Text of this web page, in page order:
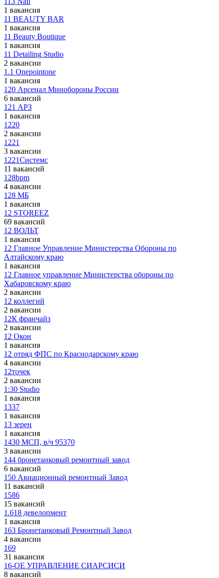
1 вакансия
11 BEAUTY BAR
1 вакансия
11 Beauty Boutique
1 вакансия
11 Detailing Studio
2 вакансии
1.1 Onepointone
1 вакансия
120 Арсенал Минобороны России
6 вакансий
121 АРЗ
1 вакансия
1220
2 вакансии
1221
3 вакансии
1221Системс
11 вакансий
128bpm
4 вакансии
128 МБ
1 вакансия
12 STOREEZ
69 вакансий
12 ВОЛЬТ
1 вакансия
12 Главное Управление Министерства Обороны по
Алтайскому краю
1 вакансия
12 Главное управление Министерства обороны по
Хабаровскому краю
2 вакансии
12 коллегий
2 вакансии
12К франчайз
2 вакансии
12 Окон
1 вакансия
12 отряд ФПС по Краснодарскому краю
4 вакансии
12точек
2 вакансии
1:30 Studio
1 вакансия
1337
1 вакансия
13 зерен
1 вакансия
1430 МСП, в/ч 95370
3 вакансии
144 бронетанковый ремонтный завод
6 вакансий
150 Авиационный ремонтный Завод
11 вакансий
1586
15 вакансий
1.618 девелопмент
1 вакансия
163 Бронетанковый Ремонтный Завод
4 вакансии
169
31 вакансия
16-ОЕ УПРАВЛЕНИЕ СИАРСИСИ
8 вакансий